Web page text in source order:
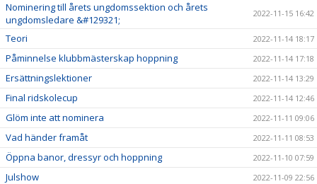
Nominering till årets ungdomssektion och årets
ungdomsledare &#129321;
2022-11-15 16:42
Teori 2022-11-14 18:17
Påminnelse klubbmästerskap hoppning 2022-11-14 17:18
Ersättningslektioner 2022-11-14 13:29
Final ridskolecup 2022-11-14 12:46
Glöm inte att nominera 2022-11-11 09:06
Vad händer framåt 2022-11-11 08:53
Öppna banor, dressyr och hoppning 2022-11-10 07:59
Julshow 2022-11-09 22:56